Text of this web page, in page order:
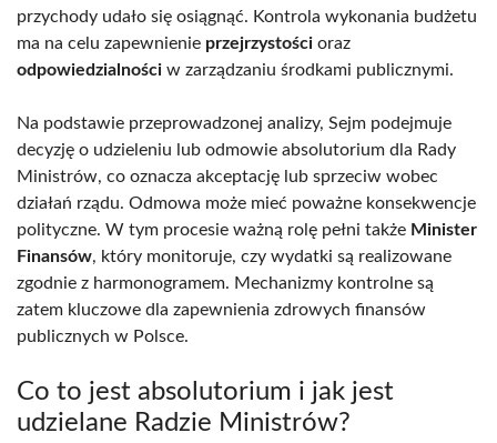
przychody udało się osiągnąć. Kontrola wykonania budżetu
ma na celu zapewnienie przejrzystości oraz
odpowiedzialności w zarządzaniu środkami publicznymi.
Na podstawie przeprowadzonej analizy, Sejm podejmuje
decyzję o udzieleniu lub odmowie absolutorium dla Rady
Ministrów, co oznacza akceptację lub sprzeciw wobec
działań rządu. Odmowa może mieć poważne konsekwencje
polityczne. W tym procesie ważną rolę pełni także Minister
Finansów, który monitoruje, czy wydatki są realizowane
zgodnie z harmonogramem. Mechanizmy kontrolne są
zatem kluczowe dla zapewnienia zdrowych finansów
publicznych w Polsce.
Co to jest absolutorium i jak jest
udzielane Radzie Ministrów?